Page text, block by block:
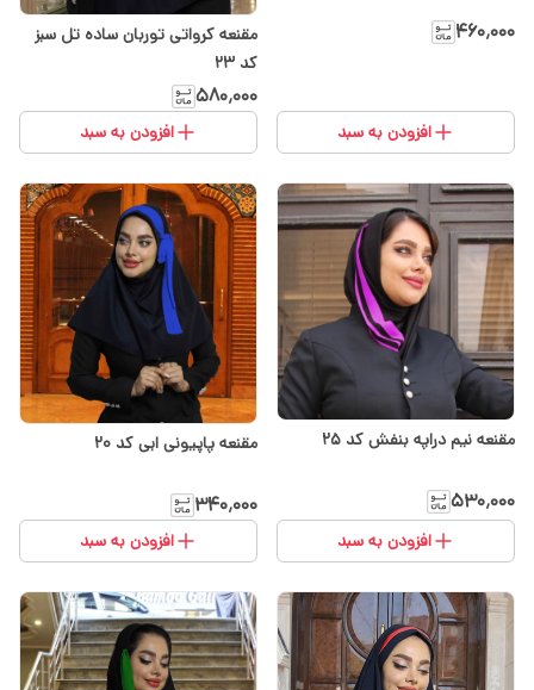
۴۶۰٬۰۰۰
افزودن به سبد
مقنعه کرواتی توربان ساده تل سبز
کد ۲۳
۵۸۰٬۰۰۰
افزودن به سبد
مقنعه نیم دراپه بنفش کد 25
۵۳۰٬۰۰۰
افزودن به سبد
مقنعه پاپیونی ابی کد ۲۰
۳۴۰٬۰۰۰
افزودن به سبد